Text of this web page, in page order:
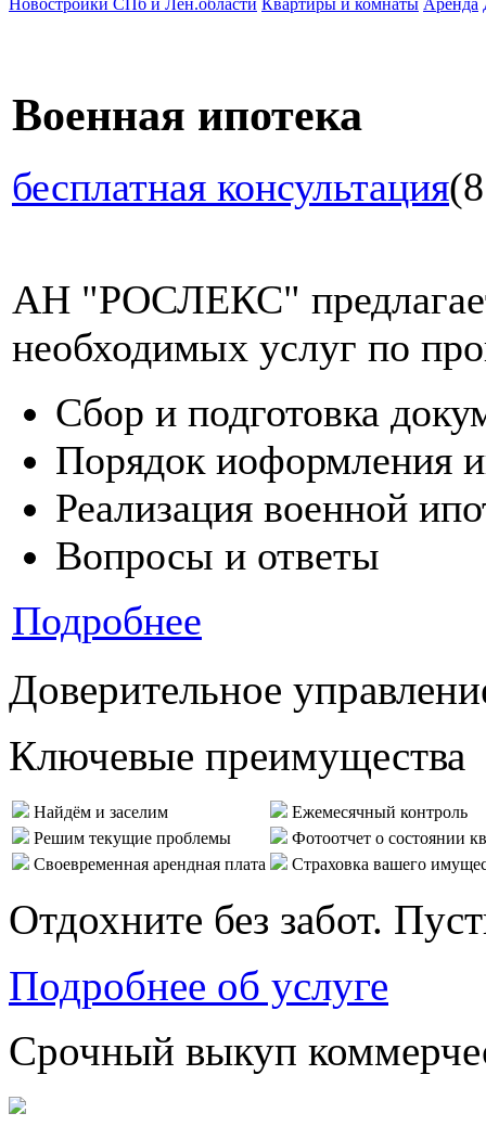
Военная ипотека
бесплатная консультация
АН "РОСЛЕКС"
необходимых услуг по
Сбор и подготовка
Порядок иоформления
Реализация военной
Вопросы и ответы
Подробнее
Доверительное
Ключевые преимущества
Найдём и заселим
Ежемесячный контроль
Решим текущие проблемы
Фотоотчет о состоянии
Своевременная арендная плата
Страховка вашего
Отдохните без забот.
Подробнее об услуге
Срочный выкуп